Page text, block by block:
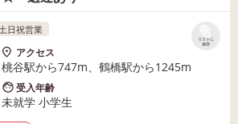
リストに
保存
日祝営業
アクセス
桃谷駅から747m、鶴橋駅から1245m
受入年齢
未就学 小学生